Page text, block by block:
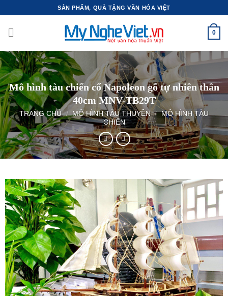
qua
nội
SẢN PHẨM, QUÀ TẶNG VĂN HÓA VIỆT
0
Mô hình tàu chiến cổ Napoleon gỗ tự nhiên thân
40cm MNV-TB29T
TRANG CHỦ / MÔ HÌNH TÀU THUYỀN / MÔ HÌNH TÀU
CHIẾN